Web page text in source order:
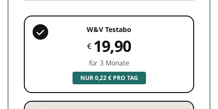
W&V Testabo
€ 19,90
für 3 Monate
NUR 0,22 € PRO TAG